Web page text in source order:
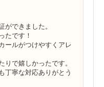
できました。
たです！
ールがつけやすくアレ
で嬉しかったです。
丁寧な対応ありがとう